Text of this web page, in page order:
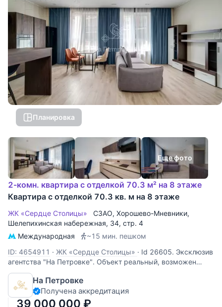
Планировка
Еще фото
2-комн. квартира с отделкой 70.3 м² на 8 этаже
Квартира с отделкой 70.3 кв. м на 8 этаже
ЖК «Сердце Столицы» СЗАО, Хорошево-Мневники,
Шелепихинская набережная, 34, стр. 4
Международная
~15 мин. пешком
ID: 4654911 · ЖК «Сердце Столицы» · Id 26605. Эксклюзив
агентства "На Петровке". Объект реальный, возможен
видео-показ. Жилой комплекс "Сердце Столицы" от
компании "Донстрой". 1 взрослый собственник, полная
стоимость в договоре. Статус: квартира. 8 этаж, из окон
открывается вид на
На Петровке
Получена аккредитация
39 000 000 ₽